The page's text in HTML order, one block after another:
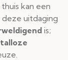
kan een
uitdaging
is;
talloze